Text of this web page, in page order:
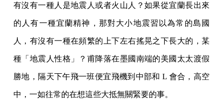
有沒有一種人是地震人或者火山人？如果從宜蘭長出來
的人有一種宜蘭精神，那對大小地震習以為常的島國
人，有沒有一種在頻繁的上下左右搖晃之下長大的，某
種「地震人性格」？甫降落在墨國南端的美國太太渡假
勝地，隔天下午飛一班便宜飛機到中部和 L 會合，高空
中，一如往常的在想這些大抵無關緊要的事。